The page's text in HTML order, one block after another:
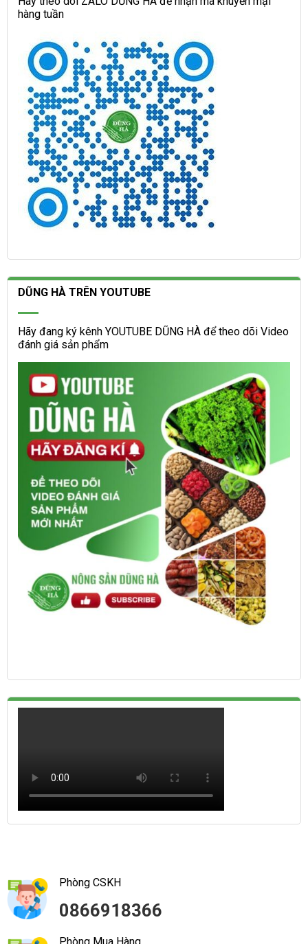
hàng tuần
DŨNG HÀ TRÊN YOUTUBE
Hãy đang ký kênh YOUTUBE DŨNG HÀ để theo dõi Video
đánh giá sản phẩm
Phòng CSKH
0866918366